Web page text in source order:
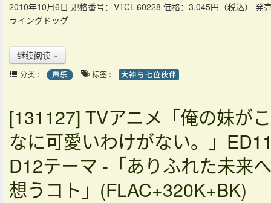
2010年10月6日 規格番号：VTCL-60228 価格：3,045円（税込） 発
ライングドッグ
继续阅读 »
分类： 声乐 | 标签： 大神与七位伙伴
[131127] TVアニメ「俺の妹が
なに可愛いわけがない。」
D12テーマ -「ありふれた未来
想うコト」(FLAC+320K+BK)